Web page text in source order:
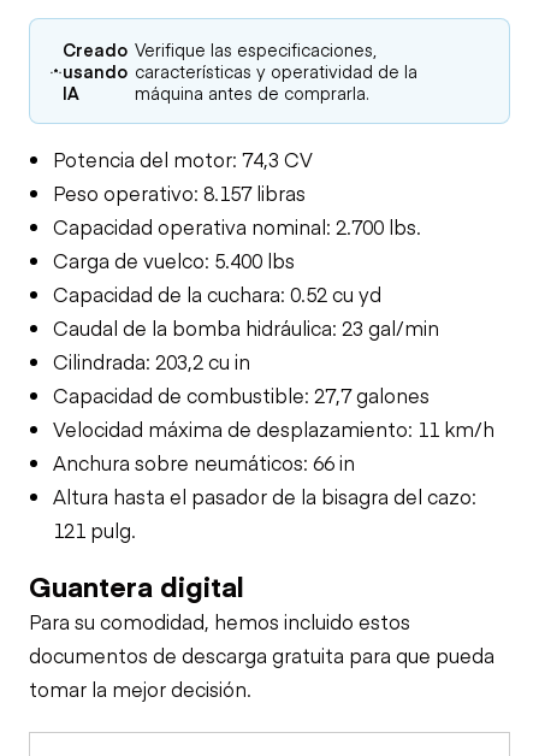
Creado
usando
IA
Verifique las especificaciones,
características y operatividad de la
máquina antes de comprarla.
Potencia del motor: 74,3 CV
Peso operativo: 8.157 libras
Capacidad operativa nominal: 2.700 lbs.
Carga de vuelco: 5.400 lbs
Capacidad de la cuchara: 0.52 cu yd
Caudal de la bomba hidráulica: 23 gal/min
Cilindrada: 203,2 cu in
Capacidad de combustible: 27,7 galones
Velocidad máxima de desplazamiento: 11 km/h
Anchura sobre neumáticos: 66 in
Altura hasta el pasador de la bisagra del cazo:
121 pulg.
Guantera digital
Para su comodidad, hemos incluido estos
documentos de descarga gratuita para que pueda
tomar la mejor decisión.